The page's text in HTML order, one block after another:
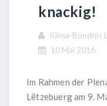
knackig!
Klima-Bündnis
10 Mai 2016
Im Rahmen der
Lëtzebuerg am 9.